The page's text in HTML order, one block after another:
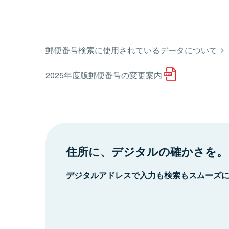
郵便番号検索に使用されているデータについて
2025年度版郵便番号の変更案内
住所に、デジタルの確かさを。
デジタルアドレスで入力も検索もスムーズ